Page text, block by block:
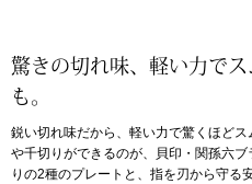
驚きの切れ味、軽い力で
も。
鋭い切れ味だから、軽い力で驚くほど
や千切りができるのが、貝印・関孫六
りの2種のプレートと、指を刃から守る